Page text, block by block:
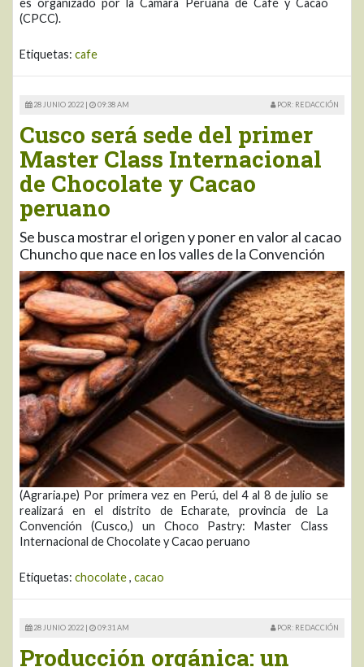
(CPCC).
Etiquetas: cafe
28 JUNIO 2022 | 09:38 AM POR: REDACCIÓN
Cusco será sede del primer
Master Class Internacional
de Chocolate y Cacao
peruano
Se busca mostrar el origen y poner en valor al cacao
Chuncho que nace en los valles de la Convención
(Agraria.pe) Por primera vez en Perú, del 4 al 8 de julio se
realizará en el distrito de Echarate, provincia de La
Convención (Cusco,) un Choco Pastry: Master Class
Internacional de Chocolate y Cacao peruano
Etiquetas: chocolate, cacao
28 JUNIO 2022 | 09:31 AM POR: REDACCIÓN
Producción orgánica: un